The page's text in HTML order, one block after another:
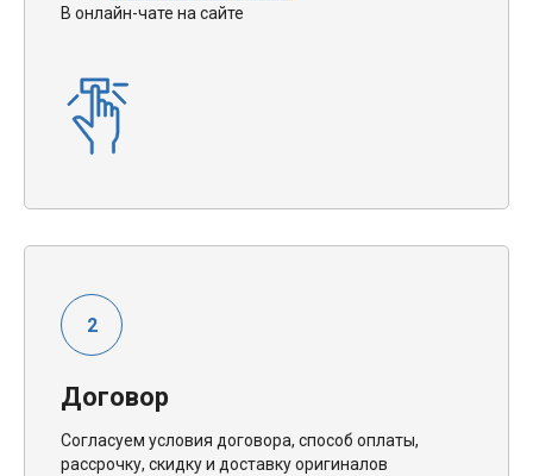
В онлайн-чате на сайте
Договор
Согласуем условия договора, способ оплаты,
рассрочку, скидку и доставку оригиналов